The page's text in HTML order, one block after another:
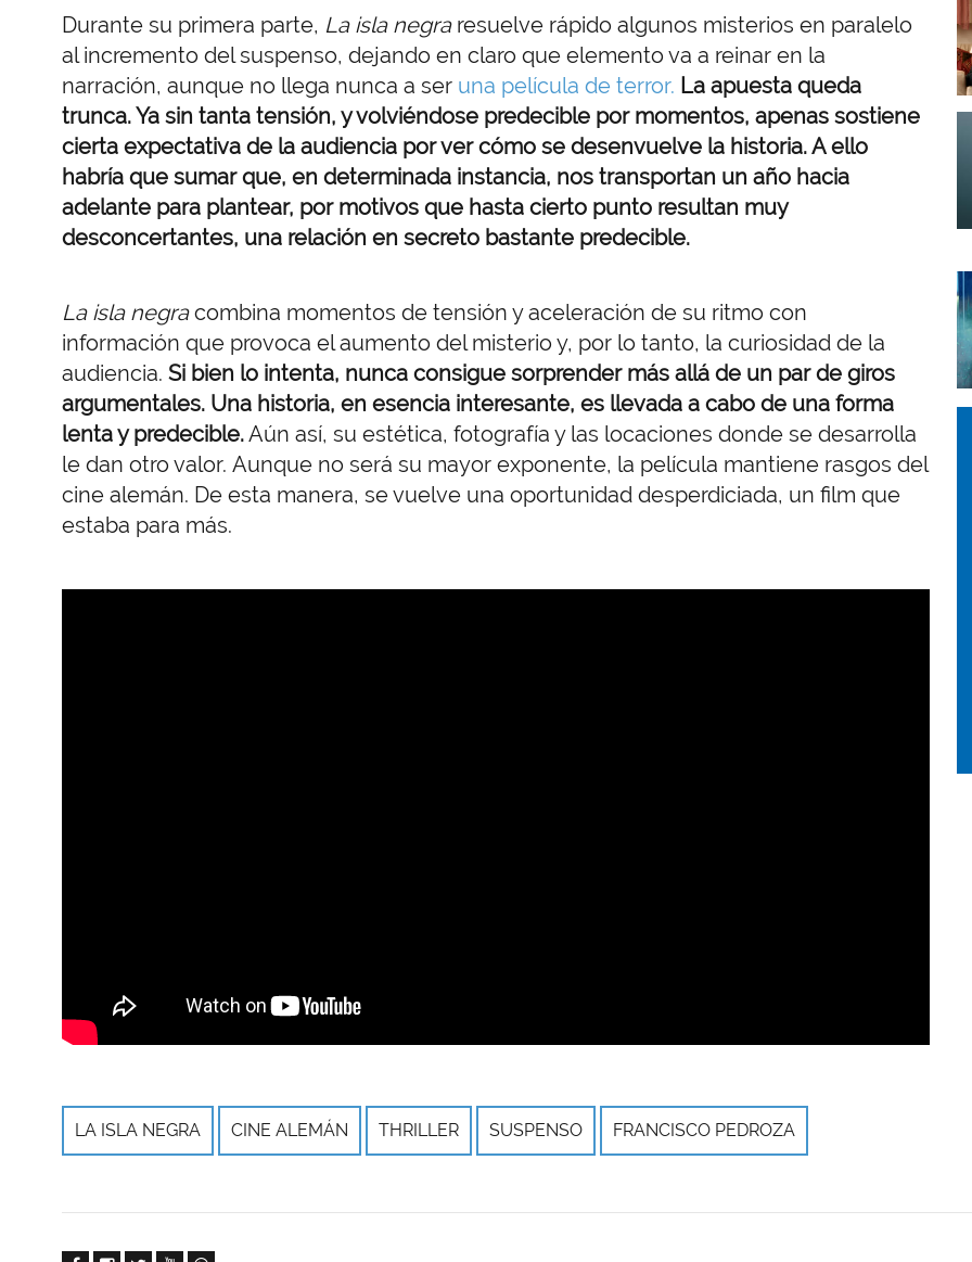
Durante su primera parte, La isla negraresuelve rápido algunos misterios en paralelo
al incremento del suspenso, dejando en claro que elemento va a reinar en la
narración, aunque no llega nunca a ser una película de terror. La apuesta queda
trunca. Ya sin tanta tensión, y volviéndose predecible por momentos, apenas sostiene
cierta expectativa de la audiencia por ver cómo se desenvuelve la historia. A ello
habría que sumar que, en determinada instancia, nos transportan un año hacia
adelante para plantear, por motivos que hasta cierto punto resultan muy
desconcertantes, una relación en secreto bastante predecible.
La isla negracombina momentos de tensión y aceleración de su ritmo con
información que provoca el aumento del misterio y, por lo tanto, la curiosidad de la
audiencia. Si bien lo intenta, nunca consigue sorprender más allá de un par de giros
argumentales. Una historia, en esencia interesante, es llevada a cabo de una forma
lenta y predecible.Aún así, su estética, fotografía y las locaciones donde se desarrolla
le dan otro valor. Aunque no será su mayor exponente, la película mantiene rasgos del
cine alemán. De esta manera, se vuelve una oportunidad desperdiciada, un film que
estaba para más.
LA ISLA NEGRA CINE ALEMÁN THRILLER SUSPENSO FRANCISCO PEDROZA